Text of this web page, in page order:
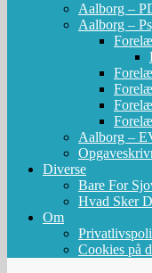
Aalborg –
Aalborg –
Aalborg –
Diverse
Bare For
Hvad Sker
Om
Cookies på